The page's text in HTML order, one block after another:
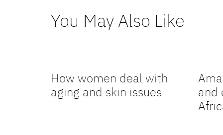
You May Also Like
How women deal with
aging and skin issues and